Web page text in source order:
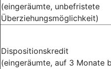
(eingeräumte, unbefristete
Überziehungsmöglichkeit)
Dispositionskredit
(eingeräumte, auf 3 Monate